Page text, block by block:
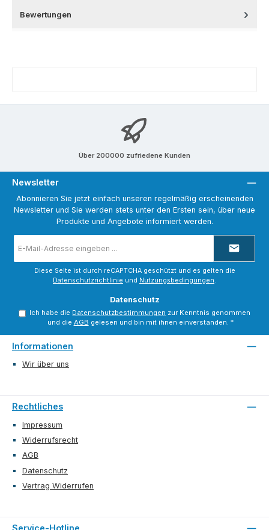
Bewertungen
Über 200000 zufriedene Kunden
Newsletter
Abonnieren Sie jetzt einfach unseren regelmäßig erscheinenden
Newsletter und Sie werden stets unter den Ersten sein, über neue
Produkte und Angebote informiert werden.
Mail-
Adresse
Diese Seite ist durch reCAPTCHA geschützt und es gelten die
Datenschutzrichtlinie und Nutzungsbedingungen.
Datenschutz
Ich habe die Datenschutzbestimmungen zur Kenntnis genommen
und die AGB gelesen und bin mit ihnen einverstanden. *
Informationen
Wir über uns
Rechtliches
Impressum
Widerrufsrecht
AGB
Datenschutz
Vertrag Widerrufen
Service-Hotline